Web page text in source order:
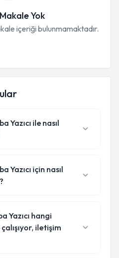
Yok
içeriği bulunmamaktadır.
Yazıcı ile nasıl
Yazıcı için nasıl
Yazıcı hangi
iletişim